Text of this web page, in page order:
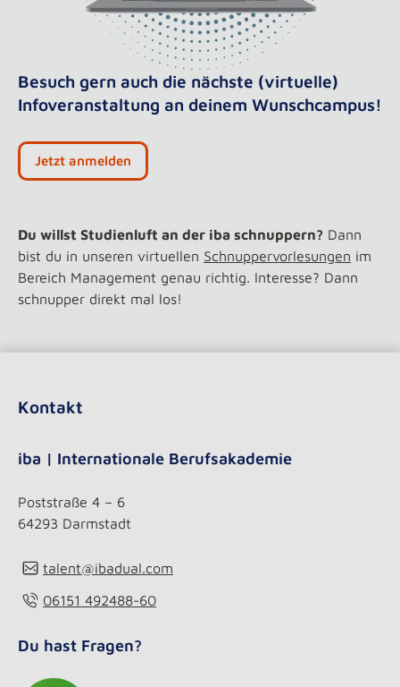
Besuch gern auch die nächste (virtuelle)
Infoveranstaltung an deinem Wunschcampus!
Jetzt anmelden
Du willst Studienluft an der iba schnuppern? Dann
bist du in unseren virtuellen Schnuppervorlesungen im
Bereich Management genau richtig. Interesse? Dann
schnupper direkt mal los!
Kontakt
iba | Internationale Berufsakademie
Poststraße 4 – 6
64293 Darmstadt
talent@ibadual.com
06151 492488-60
Du hast Fragen?